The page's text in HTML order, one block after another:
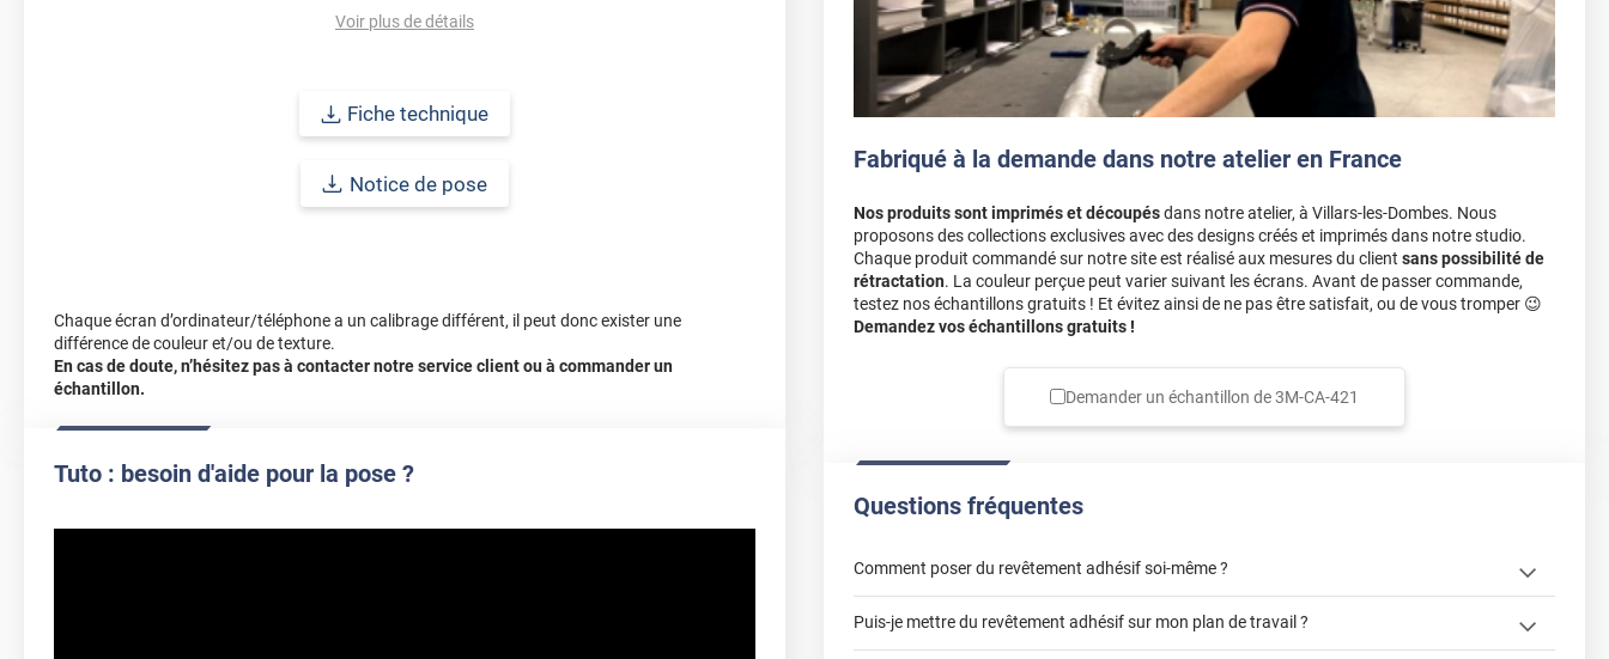
Voir plus de détails
Fiche technique
Notice de pose
Chaque écran d’ordinateur/téléphone a un calibrage différent, il peut donc exister une
différence de couleur et/ou de texture.
En cas de doute, n’hésitez pas à contacter notre service client ou à commander un
échantillon.
Tuto : besoin d'aide pour la pose ?
Fabriqué à la demande dans notre atelier en France
Nos produits sont imprimés et découpésdans notre atelier, à Villars-les-Dombes. Nous
proposons des collections exclusives avec des designs créés et imprimés dans notre studio.
Chaque produit commandé sur notre site est réalisé aux mesures du client sans possibilité de
rétractation. La couleur perçue peut varier suivant les écrans. Avant de passer commande,
testez nos échantillons gratuits ! Et évitez ainsi de ne pas être satisfait, ou de vous tromper 😉
Demandez vos échantillons gratuits !
Demander un échantillon de3M-CA-421
Questions fréquentes
Comment poser du revêtement adhésif soi-même ?
poser un revêtement adhésif ? »
Puis-je mettre du revêtement adhésif sur mon plan de travail ?